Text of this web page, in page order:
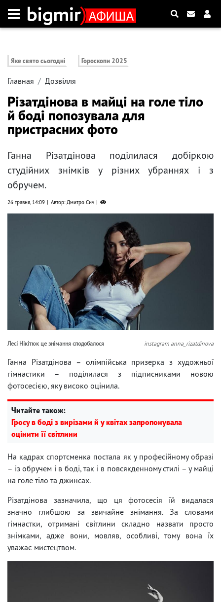
Яке свято сьогодні Гороскопи 2025
Главная Дозвілля
Різатдінова в майці на голе тіло
й боді попозувала для
пристрасних фото
Ганна Різатдінова поділилася добіркою
студійних знімків у різних убраннях і з
обручем.
26 травня, 14:09 Автор: Дмитро Сич
Лесі Нікітюк це знімання сподобалося instagram anna_rizatdinova
Ганна Різатдінова – олімпійська призерка з художньої
гімнастики – поділилася з підписниками новою
фотосесією, яку високо оцінила.
Читайте також:
Гросу в боді з вирізами й у квітах запропонувала
оцінити її світлини
На кадрах спортсменка постала як у професійному образі
– із обручем і в боді, так і в повсякденному стилі – у майці
на голе тіло та джинсах.
Різатдінова зазначила, що ця фотосесія їй видалася
значно глибшою за звичайне знімання. За словами
гімнастки, отримані світлини складно назвати просто
знімками, адже вони, мовляв, особливі, тому вона їх
уважає мистецтвом.